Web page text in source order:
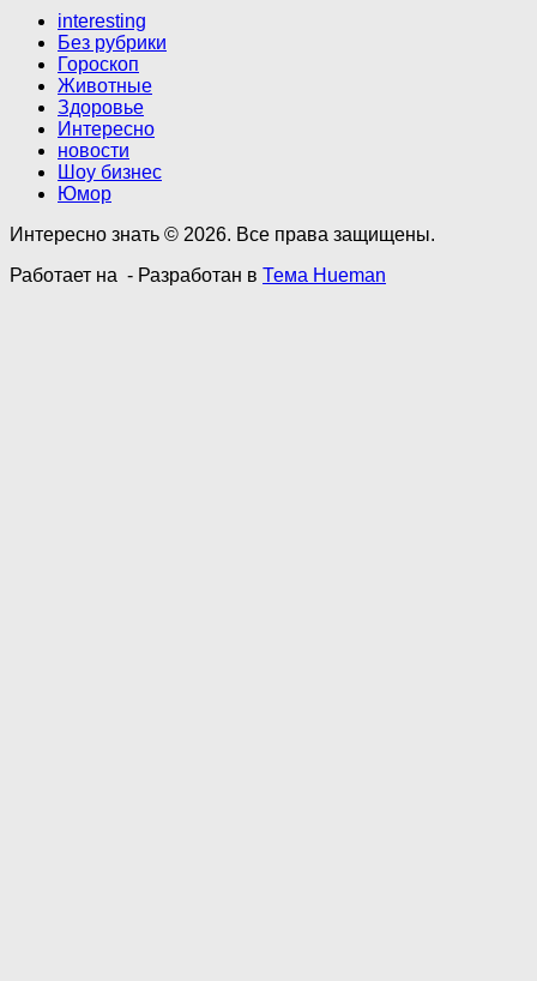
interesting
Без рубрики
Гороскоп
Животные
Здоровье
Интересно
новости
Шоу бизнес
Юмор
Интересно знать © 2026. Все права защищены.
Работает на - Разработан в Тема Hueman